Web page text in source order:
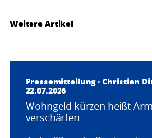
Weitere Artikel
Pressemitteilung · Christian
22.07.2026
Wohngeld kürzen heißt
verschärfen